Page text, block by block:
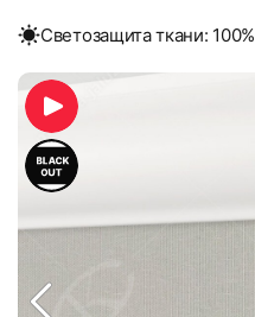
Cветозащита ткани: 100%